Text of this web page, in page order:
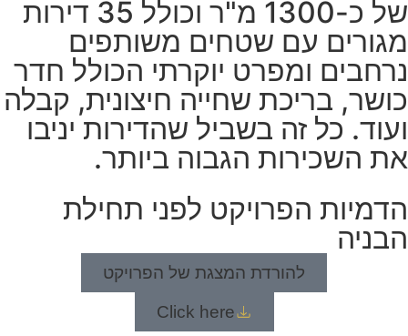
של כ-1300 מ"ר וכולל 35 דירות
מגורים עם שטחים משותפים
נרחבים ומפרט יוקרתי הכולל חדר
כושר, בריכת שחייה חיצונית, קבלה
ועוד. כל זה בשביל שהדירות יניבו
את השכירות הגבוה ביותר.
הדמיות הפרויקט לפני תחילת
הבניה
להורדת המצגת של הפרויקט
Click here